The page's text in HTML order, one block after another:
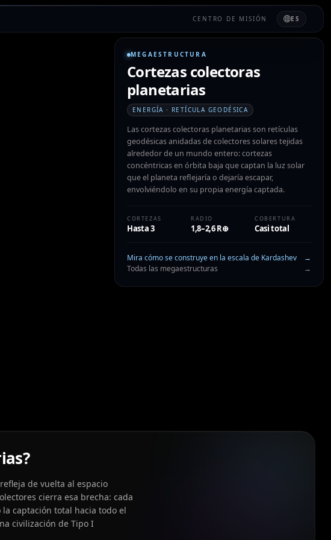
CENTRO DE MISIÓN ES
MEGAESTRUCTURA
Cortezas colectoras
planetarias
ENERGÍA · RETÍCULA GEODÉSICA
Las cortezas colectoras planetarias son retículas
geodésicas anidadas de colectores solares tejidas
alrededor de un mundo entero: cortezas
concéntricas en órbita baja que captan la luz solar
que el planeta reflejaría o dejaría escapar,
envolviéndolo en su propia energía captada.
CORTEZAS
Hasta 3
RADIO
1,8–2,6 R⊕
COBERTURA
Casi total
Mira cómo se construye en la escala de Kardashev
→
Todas las megaestructuras
→
de vuelta al espacio
cierra esa brecha: cada
captación total hacia todo el
civilización de Tipo I